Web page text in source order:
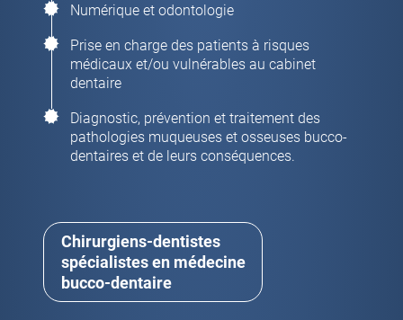
Numérique et odontologie
Prise en charge des patients à risques
médicaux et/ou vulnérables au cabinet
dentaire
Diagnostic, prévention et traitement des
pathologies muqueuses et osseuses bucco-
dentaires et de leurs conséquences.
Chirurgiens-dentistes
spécialistes en médecine
bucco-dentaire